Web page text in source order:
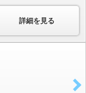
詳細を見る